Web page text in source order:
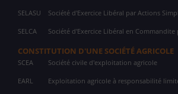
SELASU Société d'Exercice Libéral par Actions
SELCA Société d'Exercice Libéral en Commandite
CONSTITUTION D'UNE SOCIÉTÉ AGRICOLE
SCEA Société civile d'exploitation agricole
EARL Exploitation agricole à responsabilité